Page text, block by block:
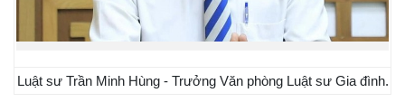
Luật sư Trần Minh Hùng - Trưởng Văn phòng Luật sư Gia đình.